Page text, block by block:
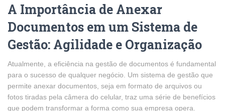
A Importância de Anexar
Documentos em um Sistema de
Gestão: Agilidade e Organização
Atualmente, a eficiência na gestão de documentos é fundamental
para o sucesso de qualquer negócio. Um sistema de gestão que
permite anexar documentos, seja em formato de arquivos ou
fotos tiradas pela câmera do celular, traz uma série de benefícios
que podem transformar a forma como sua empresa opera.